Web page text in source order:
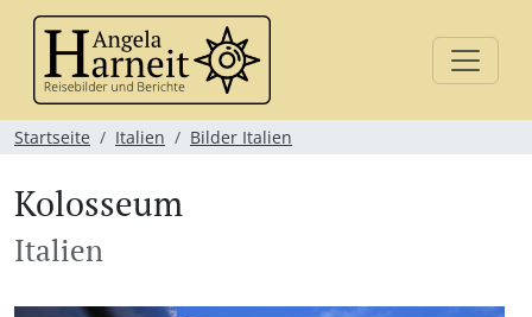
Startseite Italien Bilder Italien
Kolosseum
Italien